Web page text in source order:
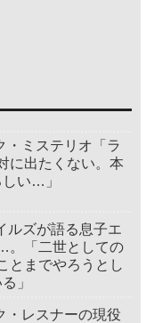
・ミステリオ「ラ
に出たくない。本
い…」
ルズが語る息子エ
。「二世としての
とまでやろうとし
」
・レスナーの現役